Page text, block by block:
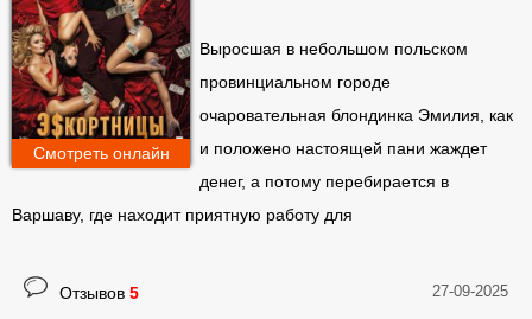
Выросшая в небольшом польском
провинциальном городе
очаровательная блондинка Эмилия, как
и положено настоящей пани жаждет
денег, а потому перебирается в
Варшаву, где находит приятную работу для
Смотреть онлайн
Отзывов 5 27-09-2025